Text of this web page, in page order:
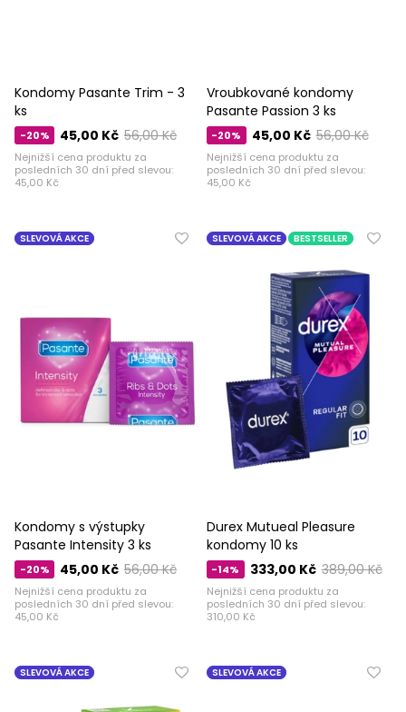
Kondomy Pasante Trim - 3
ks
-20% 56,00 Kč
45,00 Kč
Nejnižší cena produktu za
posledních 30 dní před slevou:
45,00 Kč
Vroubkované kondomy
Pasante Passion 3 ks
-20% 56,00 Kč
45,00 Kč
Nejnižší cena produktu za
posledních 30 dní před slevou:
45,00 Kč
SLEVOVÁ AKCE
Kondomy s výstupky
Pasante Intensity 3 ks
-20% 56,00 Kč
45,00 Kč
Nejnižší cena produktu za
posledních 30 dní před slevou:
45,00 Kč
SLEVOVÁ AKCE BESTSELLER
Durex Mutueal Pleasure
kondomy 10 ks
-14% 389,00 Kč
333,00 Kč
Nejnižší cena produktu za
posledních 30 dní před slevou:
310,00 Kč
SLEVOVÁ AKCE SLEVOVÁ AKCE